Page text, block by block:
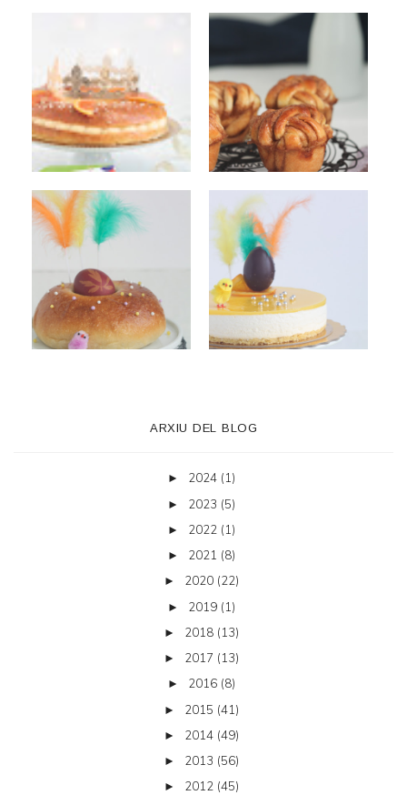
ARXIU DEL BLOG
► 2024 (1)
► 2023 (5)
► 2022 (1)
► 2021 (8)
► 2020 (22)
► 2019 (1)
► 2018 (13)
► 2017 (13)
► 2016 (8)
► 2015 (41)
► 2014 (49)
► 2013 (56)
► 2012 (45)